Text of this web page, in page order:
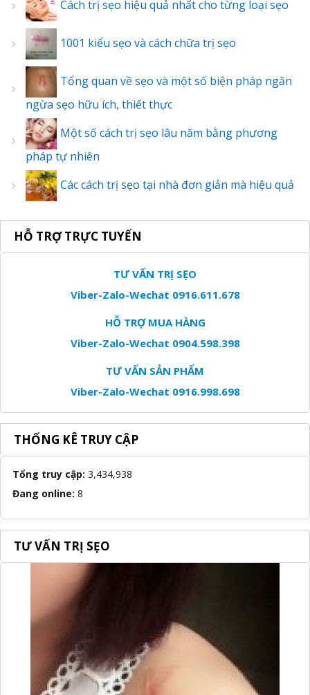
Cách trị sẹo hiệu quả nhất cho từng loại sẹo
1001 kiểu sẹo và cách chữa trị sẹo
Tổng quan về sẹo và một số biện pháp ngăn
ngừa sẹo hữu ích, thiết thực
Một số cách trị sẹo lâu năm bằng phương
pháp tự nhiên
Các cách trị sẹo tại nhà đơn giản mà hiệu quả
HỖ TRỢ TRỰC TUYẾN
TƯ VẤN TRỊ SẸO
Viber-Zalo-Wechat 0916.611.678
HỖ TRỢ MUA HÀNG
Viber-Zalo-Wechat 0904.598.398
TƯ VẤN SẢN PHẨM
Viber-Zalo-Wechat 0916.998.698
THỐNG KÊ TRUY CẬP
Tổng truy cập: 3,434,938
Đang online: 8
TƯ VẤN TRỊ SẸO